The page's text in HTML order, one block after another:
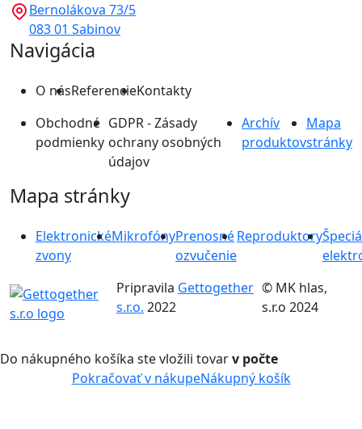
Bernolákova 73/5
083 01 Sabinov
Navigácia
O násReferencieKontakty
Obchodné
podmienky
GDPR - Zásady
ochrany osobných
údajov
Archív
produktov
Mapa
stránky
Mapa stránky
Elektronické
zvony
MikrofónyPrenosné
ozvučenie
Reproduktory
Pripravila Gettogether
s.r.o. 2022
© MK hlas,
s.r.o 2024
Do nákupného košíka ste vložili tovarv počte
Pokračovať v nákupeNákupný košík